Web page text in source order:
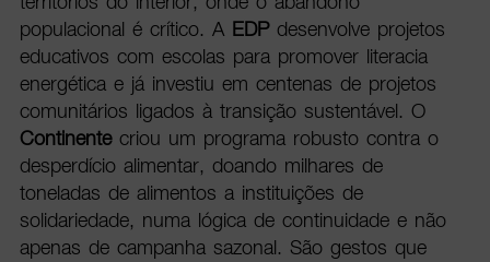
populacional é crítico. A EDPdesenvolve projetos
educativos com escolas para promover literacia
energética e já investiu em centenas de projetos
comunitários ligados à transição sustentável. O
Continentecriou um programa robusto contra o
desperdício alimentar, doando milhares de
toneladas de alimentos a instituições de
solidariedade, numa lógica de continuidade e não
apenas de campanha sazonal. São gestos que